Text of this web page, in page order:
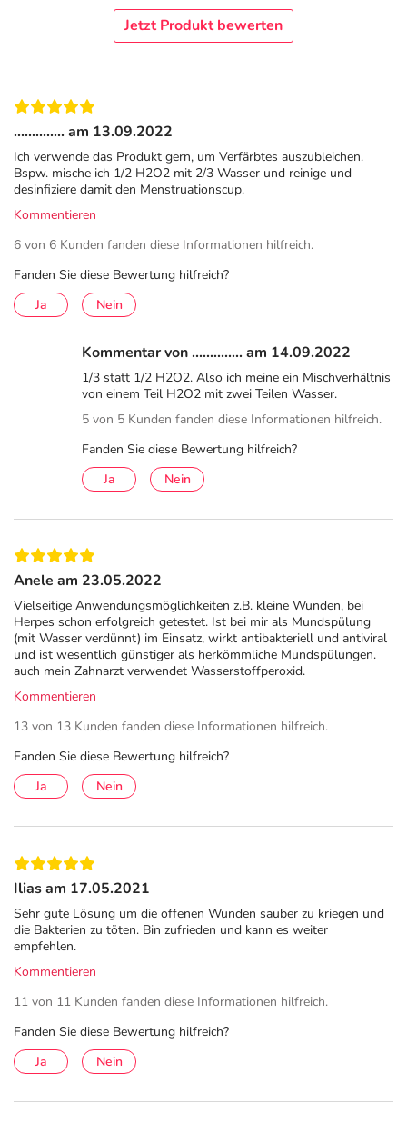
Jetzt Produkt bewerten
.............. am 13.09.2022
Ich verwende das Produkt gern, um Verfärbtes auszubleichen.
Bspw. mische ich 1/2 H2O2 mit 2/3 Wasser und reinige und
desinfiziere damit den Menstruationscup.
Kommentieren
6 von 6 Kunden fanden diese Informationen hilfreich.
Fanden Sie diese Bewertung hilfreich?
Ja
Nein
Kommentar von .............. am 14.09.2022
1/3 statt 1/2 H2O2. Also ich meine ein Mischverhältnis
von einem Teil H2O2 mit zwei Teilen Wasser.
5 von 5 Kunden fanden diese Informationen hilfreich.
Fanden Sie diese Bewertung hilfreich?
Ja
Nein
Anele am 23.05.2022
Vielseitige Anwendungsmöglichkeiten z.B. kleine Wunden, bei
Herpes schon erfolgreich getestet. Ist bei mir als Mundspülung
(mit Wasser verdünnt) im Einsatz, wirkt antibakteriell und antiviral
und ist wesentlich günstiger als herkömmliche Mundspülungen.
auch mein Zahnarzt verwendet Wasserstoffperoxid.
Kommentieren
13 von 13 Kunden fanden diese Informationen hilfreich.
Fanden Sie diese Bewertung hilfreich?
Ja
Nein
Ilias am 17.05.2021
Sehr gute Lösung um die offenen Wunden sauber zu kriegen und
die Bakterien zu töten. Bin zufrieden und kann es weiter
empfehlen.
Kommentieren
11 von 11 Kunden fanden diese Informationen hilfreich.
Fanden Sie diese Bewertung hilfreich?
Ja
Nein